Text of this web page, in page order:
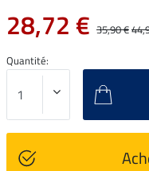
28,72 € 35,90 €
Quantité: